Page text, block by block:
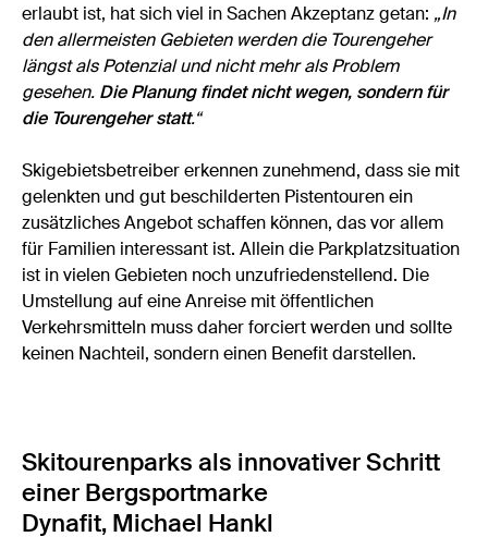
erlaubt ist, hat sich viel in Sachen Akzeptanz getan: „In
den allermeisten Gebieten werden die Tourengeher
längst als Potenzial und nicht mehr als Problem
gesehen. Die Planung findet nicht wegen, sondern für
die Tourengeher statt.“
Skigebietsbetreiber erkennen zunehmend, dass sie mit
gelenkten und gut beschilderten Pistentouren ein
zusätzliches Angebot schaffen können, das vor allem
für Familien interessant ist. Allein die Parkplatzsituation
ist in vielen Gebieten noch unzufriedenstellend. Die
Umstellung auf eine Anreise mit öffentlichen
Verkehrsmitteln muss daher forciert werden und sollte
keinen Nachteil, sondern einen Benefit darstellen.
Skitourenparks als innovativer Schritt
einer Bergsportmarke
Dynafit, Michael Hankl